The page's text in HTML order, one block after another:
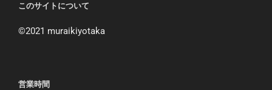
このサイトについて
©︎2021 muraikiyotaka
営業時間